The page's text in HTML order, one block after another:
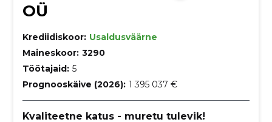
OÜ
Krediidiskoor: Usaldusväärne
Maineskoor: 3290
Töötajaid: 5
Prognooskäive (2026): 1 395 037 €
Kvaliteetne katus - muretu tulevik!